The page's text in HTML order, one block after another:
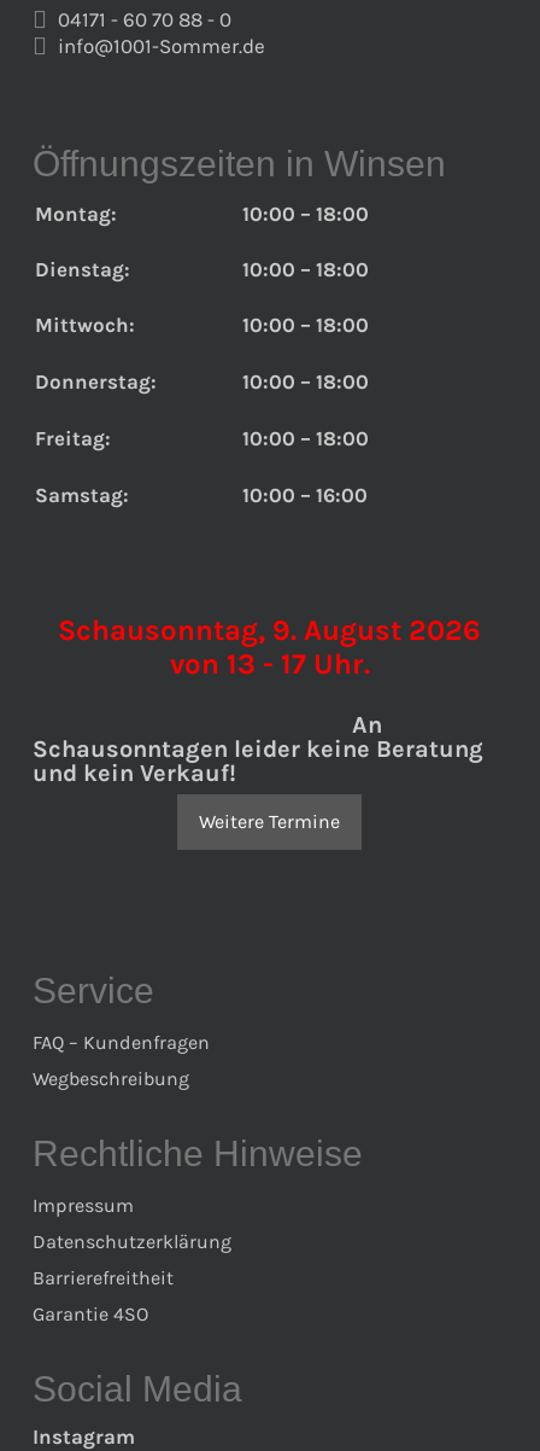
04171 - 60 70 88 - 0
info@1001-Sommer.de
Öffnungszeiten in Winsen
Montag: 10:00 – 18:00
Dienstag: 10:00 – 18:00
Mittwoch: 10:00 – 18:00
Donnerstag: 10:00 – 18:00
Freitag: 10:00 – 18:00
Samstag: 10:00 – 16:00
Schausonntag, 9. August 2026
von 13 - 17 Uhr.
An
Schausonntagen leider keine Beratung
und kein Verkauf!
Weitere Termine
Service
FAQ – Kundenfragen
Wegbeschreibung
Rechtliche Hinweise
Impressum
Datenschutzerklärung
Barrierefreitheit
Garantie 4SO
Social Media
Instagram